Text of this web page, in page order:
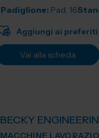
Padiglione: Pad. 16
Aggiungi ai preferiti
Vai alla scheda
BECKY
MACCHINE